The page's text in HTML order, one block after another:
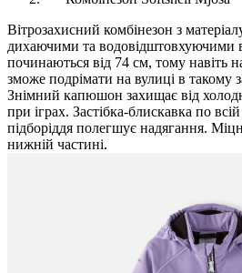
Вітрозахисний комбінезон з
дихаючими та водовідштовхуючими
починаються від 74 см, тому навіть
зможе подрімати на вулиці в такому
Знімний капюшон захищає від
при іграх. Застібка-блискавка по
підборіддя полегшує надягання.
нижній частині.